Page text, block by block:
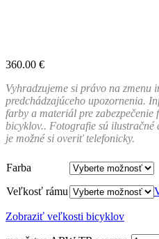
360.00 €
Vyhradzujeme si právo na zmenu
predchádzajúceho upozornenia.
farby a materiál pre
bicyklov.. Fotografie sú ilustračné
je možné si overiť telefonicky.
Farba
Veľkosť rámu
Zobraziť veľkosti bicyklov